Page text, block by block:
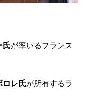
氏が率いるフランス
ロレ氏が所有するラ